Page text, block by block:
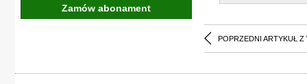
POPRZEDNI ARTYKUŁ Z
Zamów abonament